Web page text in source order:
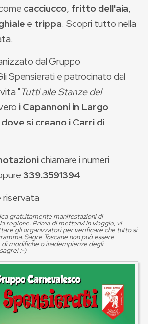
cacciucco, fritto dell'aia,
e trippa. Scopri tutto nella
dal Gruppo
Spensierati e patrocinato dal
"Tutti alle Stanze del
i Capannoni in Largo
dove si creano i Carri di
chiamare i numeri
339.3591394
riservata
gratuitamente manifestazioni di
regione. Prima di mettervi in viaggio, vi
gli organizzatori per verificare che tutto si
Sagre Toscane non può essere
modifiche o inadempienze degli
:-)